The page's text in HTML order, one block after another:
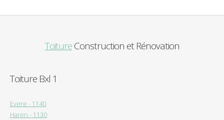
ToitureConstruction et Rénovation
Toiture Bxl 1
Evere - 1140
Haren - 1130